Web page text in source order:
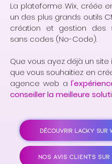
La plateforme Wix, créée
un des plus grands outils
création et gestion des
sans codes (No-Code).
Que vous ayez déjà un site
que vous souhaitiez en
agence web a
conseiller la meilleure
DÉCOUVRIR LACKY SUR
NOS AVIS CLIENTS SUR